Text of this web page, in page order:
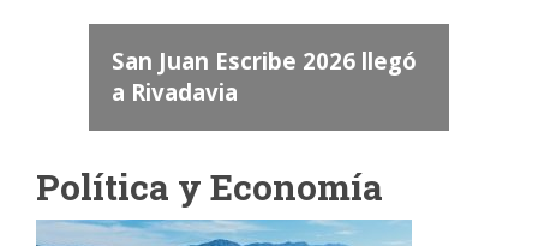
San Juan Escribe 2026 llegó
a Rivadavia
Política y Economía